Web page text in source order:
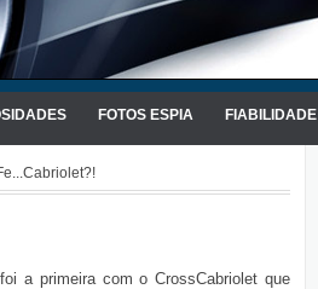
FOTOS ESPIA FIABILIDADE
a primeira com o CrossCabriolet que